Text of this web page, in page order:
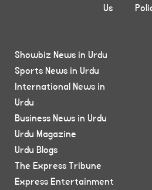
Us
Showbiz News in Urdu
Sports News in Urdu
International News in
Urdu
Business News in Urdu
Urdu Magazine
Urdu Blogs
The Express Tribune
Express Entertainment